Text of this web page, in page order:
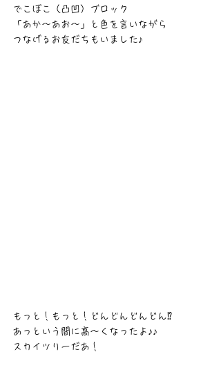
でこぼこ（凸凹）ブロック
「あか～あお～」と色を言いながら
つなげるお友だちもいました♪
もっと！もっと！どんどんどんどん⁉
あっという間に高～くなったよ♪♪
スカイツリーだあ！